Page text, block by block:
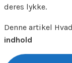
deres lykke.
Denne artikel
indhold